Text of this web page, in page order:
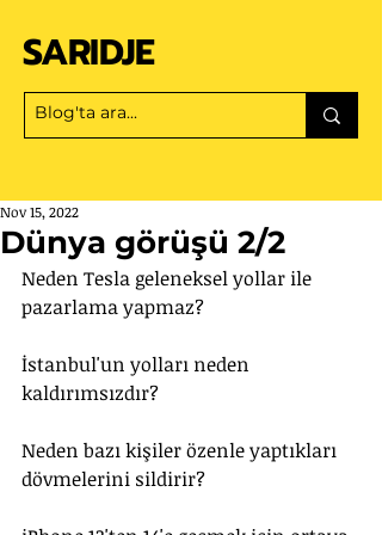
SARIDJE
Dünya görüşü 2/2
Nov 15, 2022
Neden Tesla geleneksel yollar ile
pazarlama yapmaz?
İstanbul'un yolları neden
kaldırımsızdır?
Neden bazı kişiler özenle yaptıkları
dövmelerini sildirir?